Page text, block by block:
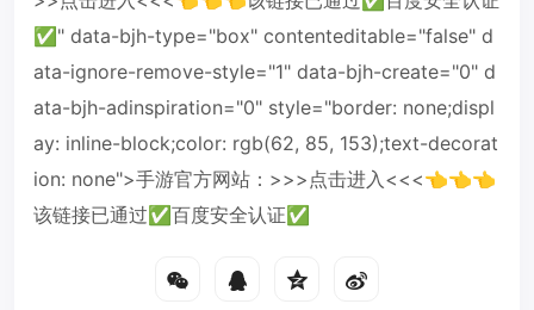
✅" data-bjh-type="box" contenteditable="false" d
ata-ignore-remove-style="1" data-bjh-create="0" d
ata-bjh-adinspiration="0" style="border: none;displ
ay: inline-block;color: rgb(62, 85, 153);text-decorat
ion: none">手游官方网站：>>>点击进入<<<👈👈👈
该链接已通过✅百度安全认证✅